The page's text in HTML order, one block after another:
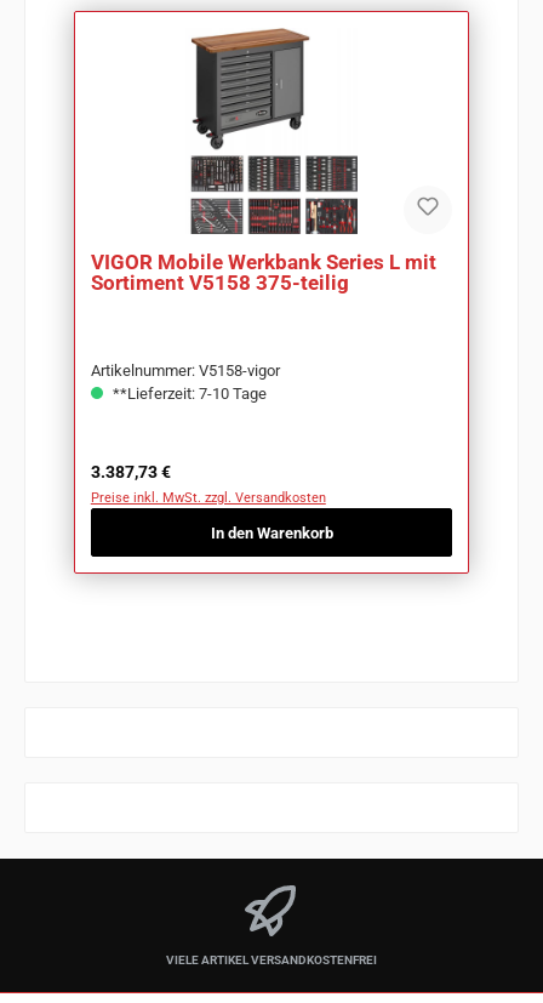
VIGOR Mobile Werkbank Series L mit
Sortiment V5158 375-teilig
Artikelnummer: V5158-vigor
**Lieferzeit: 7-10 Tage
Regulärer Preis:
3.387,73 €
Preise inkl. MwSt. zzgl. Versandkosten
In den Warenkorb
VIELE ARTIKEL VERSANDKOSTENFREI